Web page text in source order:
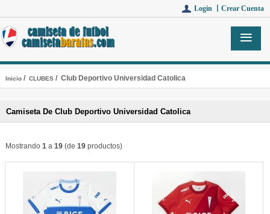
Login 丨 Crear Cuenta
Inicio/ CLUBES/ Club Deportivo Universidad Catolica
Camiseta De Club Deportivo Universidad Catolica
Mostrando 1a 19(de 19productos)